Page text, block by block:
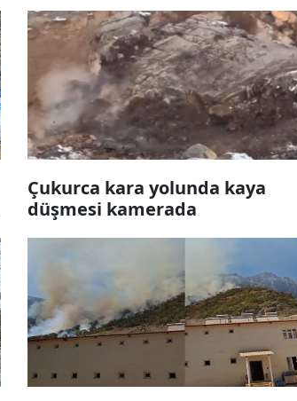
Çukurca kara yolunda kaya
düşmesi kamerada